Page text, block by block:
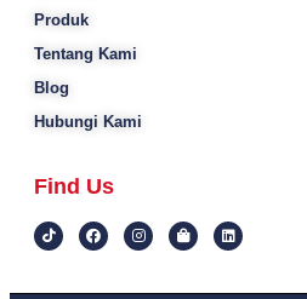
Produk
Tentang Kami
Blog
Hubungi Kami
Find Us